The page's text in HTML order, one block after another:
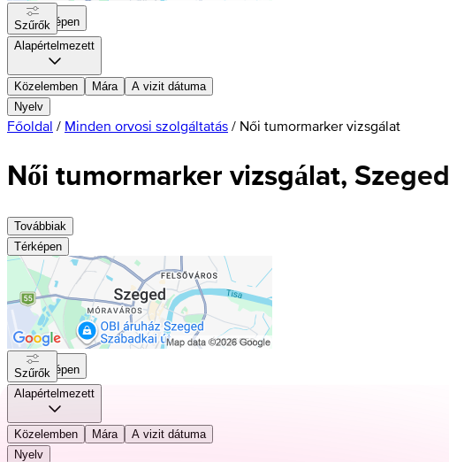
Térképen
Szűrők
Alapértelmezett
Közelemben Mára
A vizit dátuma
Nyelv
Főoldal / Minden orvosi szolgáltatás / Női tumormarker vizsgálat
Női tumormarker vizsgálat, Szeged
Továbbiak
Térképen
Térképen
Szűrők
Alapértelmezett
Közelemben Mára
A vizit dátuma
Nyelv